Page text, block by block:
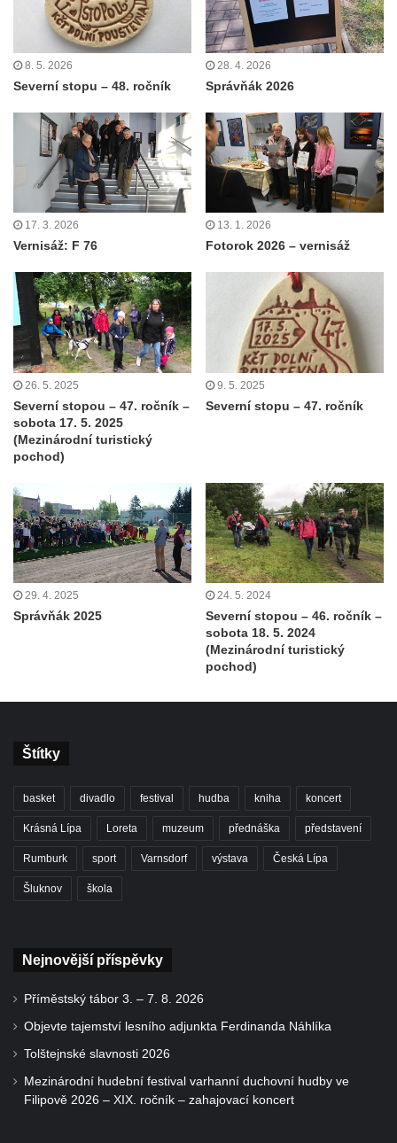
8. 5. 2026
Severní stopu – 48. ročník
28. 4. 2026
Správňák 2026
17. 3. 2026
Vernisáž: F 76
13. 1. 2026
Fotorok 2026 – vernisáž
26. 5. 2025
Severní stopou – 47. ročník –
sobota 17. 5. 2025
(Mezinárodní turistický
pochod)
9. 5. 2025
Severní stopu – 47. ročník
29. 4. 2025
Správňák 2025
24. 5. 2024
Severní stopou – 46. ročník –
sobota 18. 5. 2024
(Mezinárodní turistický
pochod)
Štítky
basket divadlo festival hudba kniha koncert
Krásná Lípa Loreta muzeum přednáška představení
Rumburk sport Varnsdorf výstava Česká Lípa
Šluknov škola
Nejnovější příspěvky
Příměstský tábor 3. – 7. 8. 2026
Objevte tajemství lesního adjunkta Ferdinanda Náhlíka
Tolštejnské slavnosti 2026
Mezinárodní hudební festival varhanní duchovní hudby ve
Filipově 2026 – XIX. ročník – zahajovací koncert